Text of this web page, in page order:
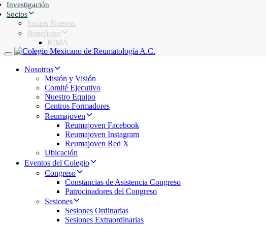
Investigación
Socios
Socios Nuevos
Beneficios
RIMA
Facturación
Toggle navigation
Nosotros
Misión y Visión
Comité Ejecutivo
Nuestro Equipo
Centros Formadores
Reumajoven
Reumajoven Facebook
Reumajoven Instagram
Reumajoven Red X
Ubicación
Eventos del Colegio
Congreso
Constancias de Asistencia Congreso
Patrocinadores del Congreso
Sesiones
Sesiones Ordinarias
Sesiones Extraordinarias